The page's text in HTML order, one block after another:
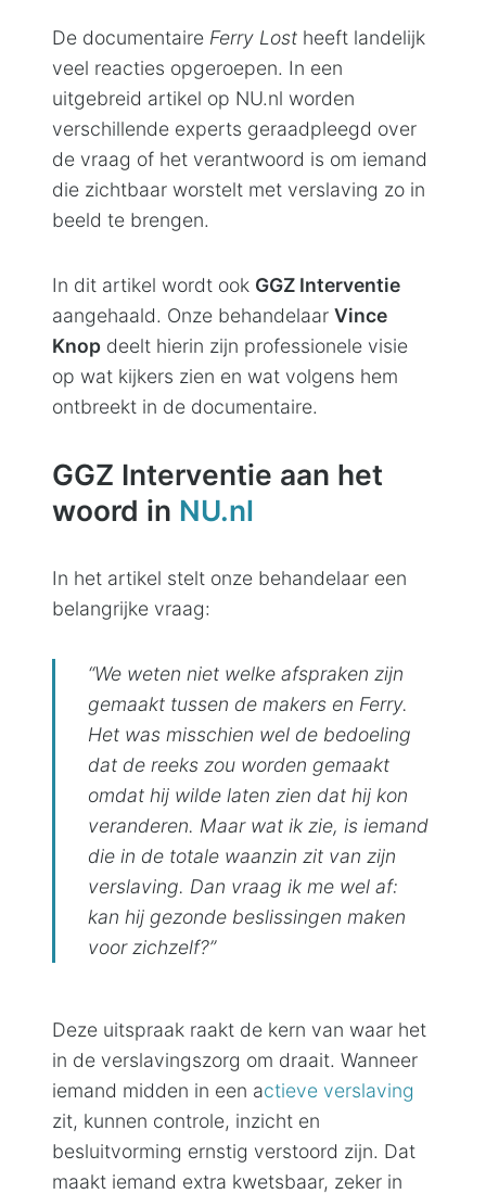
De documentaire Ferry Lost heeft landelijk
veel reacties opgeroepen. In een
uitgebreid artikel op NU.nl worden
verschillende experts geraadpleegd over
de vraag of het verantwoord is om iemand
die zichtbaar worstelt met verslaving zo in
beeld te brengen.
In dit artikel wordt ook GGZ Interventie
aangehaald. Onze behandelaar Vince
Knop deelt hierin zijn professionele visie
op wat kijkers zien en wat volgens hem
ontbreekt in de documentaire.
GGZ Interventie aan het
woord in NU.nl
In het artikel stelt onze behandelaar een
belangrijke vraag:
“We weten niet welke afspraken zijn
gemaakt tussen de makers en Ferry.
Het was misschien wel de bedoeling
dat de reeks zou worden gemaakt
omdat hij wilde laten zien dat hij kon
veranderen. Maar wat ik zie, is iemand
die in de totale waanzin zit van zijn
verslaving. Dan vraag ik me wel af:
kan hij gezonde beslissingen maken
voor zichzelf?”
Deze uitspraak raakt de kern van waar het
in de verslavingszorg om draait. Wanneer
iemand midden in een actieve verslaving
zit, kunnen controle, inzicht en
besluitvorming ernstig verstoord zijn. Dat
maakt iemand extra kwetsbaar, zeker in